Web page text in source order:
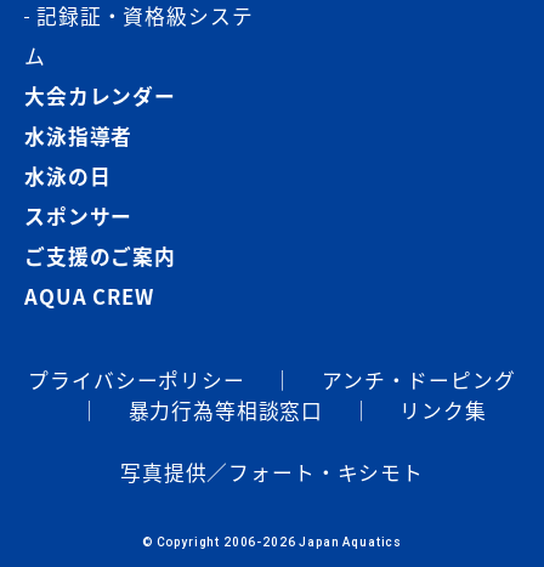
記録証・資格級システ
ム
大会カレンダー
水泳指導者
水泳の日
スポンサー
ご支援のご案内
AQUA CREW
プライバシーポリシー
アンチ・ドーピング
暴⼒⾏為等相談窓⼝ リンク集
写真提供／フォート・キシモト
© Copyright 2006-2026 Japan Aquatics